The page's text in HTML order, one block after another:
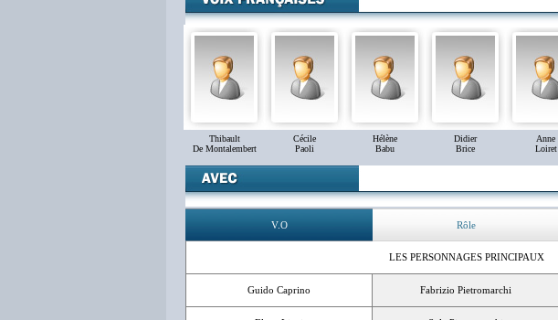
Thibault
De Montalembert
Cécile
Paoli
Hélène
Babu
Didier
Brice
Anne
Loiret
V.O Rôle
LES PERSONNAGES PRINCIPAUX
Guido Caprino Fabrizio Pietromarchi